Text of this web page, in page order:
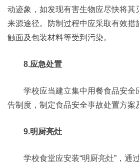
动迹象，如发现有害生物应尽快将其
来源途径。防制过程中应采取有效措
触面及包装材料等受到污染。
8.应急处置
学校应当建立集中用餐食品安全
告制度，制定食品安全事故处置方案
9.明厨亮灶
学校食堂应安装“明厨亮灶”，通